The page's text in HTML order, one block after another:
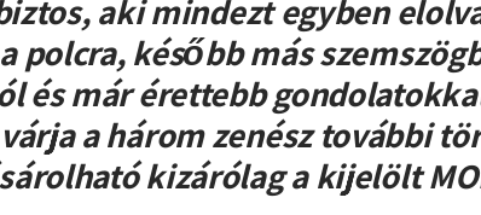
aki mindezt egyben
polcra, később más
és már érettebb
a három zenész további
kizárólag a kijelölt